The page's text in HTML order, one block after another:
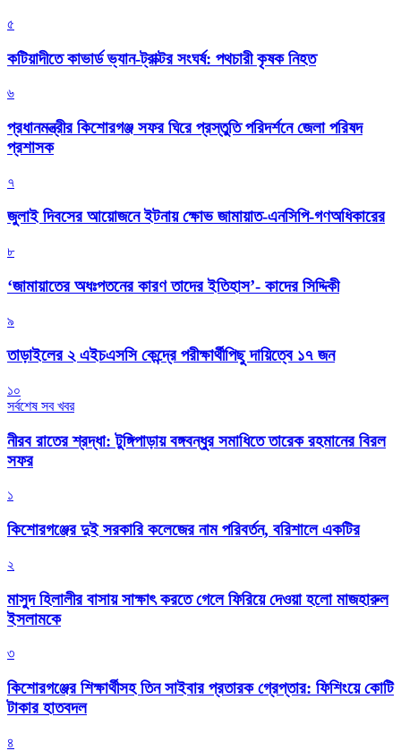
৫
কটিয়াদীতে কাভার্ড ভ্যান-ট্রাক্টর সংঘর্ষ: পথচারী কৃষক নিহত
৬
প্রধানমন্ত্রীর কিশোরগঞ্জ সফর ঘিরে প্রস্তুতি পরিদর্শনে জেলা পরিষদ
প্রশাসক
৭
জুলাই দিবসের আয়োজনে ইটনায় ক্ষোভ জামায়াত-এনসিপি-গণঅধিকারের
৮
‘জামায়াতের অধঃপতনের কারণ তাদের ইতিহাস’- কাদের সিদ্দিকী
৯
তাড়াইলের ২ এইচএসসি কেন্দ্রে পরীক্ষার্থীপিছু দায়িত্বে ১৭ জন
১০
সর্বশেষ সব খবর
নীরব রাতের শ্রদ্ধা: টুঙ্গিপাড়ায় বঙ্গবন্ধুর সমাধিতে তারেক রহমানের বিরল
সফর
১
কিশোরগঞ্জের দুই সরকারি কলেজের নাম পরিবর্তন, বরিশালে একটির
২
মাসুদ হিলালীর বাসায় সাক্ষাৎ করতে গেলে ফিরিয়ে দেওয়া হলো মাজহারুল
ইসলামকে
৩
কিশোরগঞ্জের শিক্ষার্থীসহ তিন সাইবার প্রতারক গ্রেপ্তার: ফিশিংয়ে কোটি
টাকার হাতবদল
৪